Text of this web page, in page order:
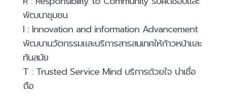
พัฒนาชุมชน
I : Innovation and information Advancement
พัฒนานวัตกรรมและบริการสารสนเทศให้ก้าวหน้าและ
ทันสมัย
T : Trusted Service Mind บริการด้วยใจ น่าเชื่อ
ถือ